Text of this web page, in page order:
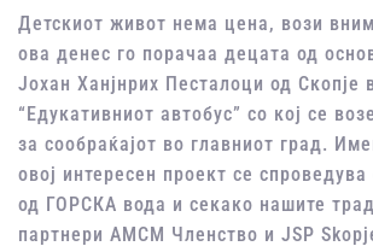
Детскиот живот нема цена, вози
ова денес го порачаа децата од
Јохан Ханјнрих Песталоци од Скопје
“Едукативниот автобус” со кој се
за сообраќајот во главниот град.
овој интересен проект се
од ГОРСКА вода и секако нашите
партнери АМСМ Членство и JSP